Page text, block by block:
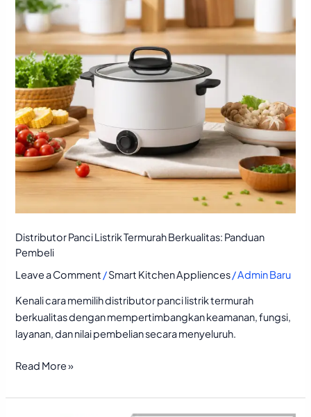
Distributor Panci Listrik Termurah Berkualitas: Panduan
Pembeli
Leave a Comment /Smart Kitchen Appliences/Admin Baru
Kenali cara memilih distributor panci listrik termurah
berkualitas dengan mempertimbangkan keamanan, fungsi,
layanan, dan nilai pembelian secara menyeluruh.
Berkualitas:
Panduan
Pembeli
Read More »